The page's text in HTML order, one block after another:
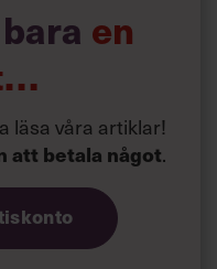
en
läsa våra artiklar!
att betala något.